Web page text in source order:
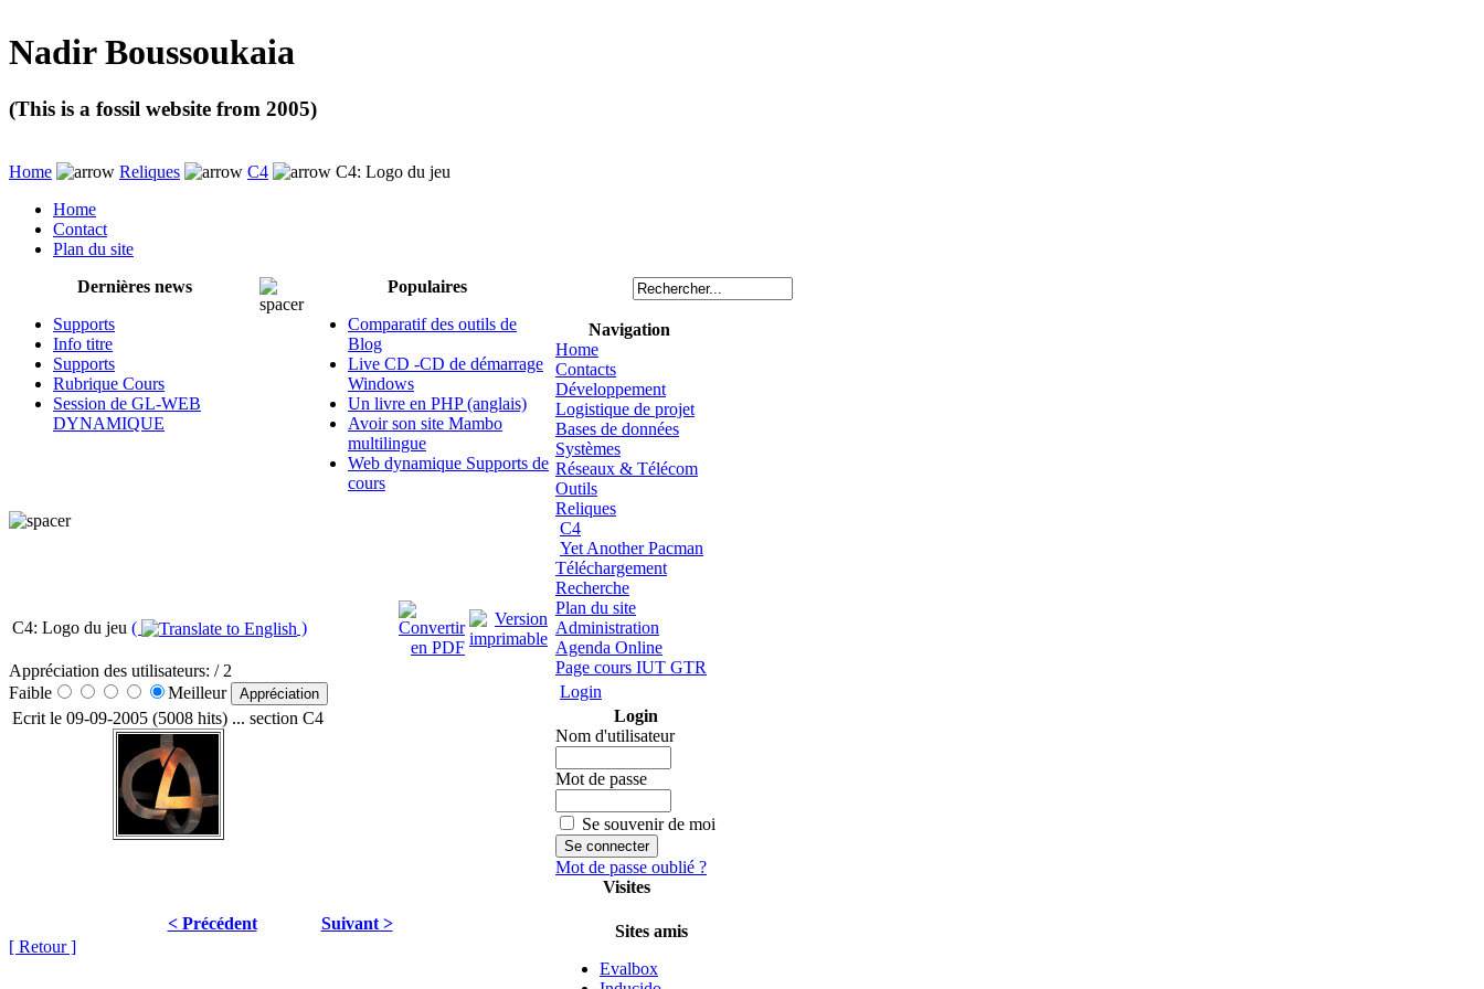
Nadir Boussoukaia
(This is a fossil website from 2005)
Home Reliques C4
C4: Logo du jeu
Home
Contact
Plan du site
Dernières news
Supports
Info titre
Supports
Rubrique Cours
Session de GL-WEB
DYNAMIQUE
Populaires
Comparatif des outils de
Blog
Live CD -CD de démarrage
Windows
Un livre en PHP (anglais)
Avoir son site Mambo
multilingue
Web dynamique Supports de
cours
C4: Logo du jeu ( )
Appréciation des utilisateurs: / 2
Faible
Meilleur
Ecrit le 09-09-2005 (5008 hits) ... section C4
< Précédent
Suivant >
[ Retour ]
Navigation
Home
Contacts
Développement
Logistique de projet
Bases de données
Systèmes
Réseaux & Télécom
Outils
Reliques
C4
Yet Another Pacman
Téléchargement
Recherche
Plan du site
Administration
Agenda Online
Page cours IUT GTR
Login
Login
Nom d'utilisateur
Mot de passe
Se souvenir de moi
Mot de passe oublié ?
Visites
Sites amis
Evalbox